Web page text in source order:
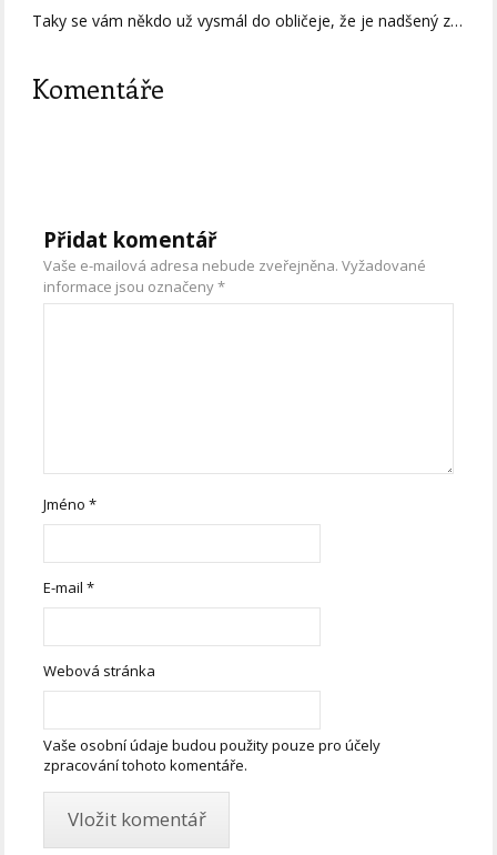
Taky se vám někdo už vysmál do obličeje, že je nadšený z…
Komentáře
Přidat komentář
Vaše e-mailová adresa nebude zveřejněna. Vyžadované
informace jsou označeny*
Jméno*
E-mail*
Webová stránka
Vaše osobní údaje budou použity pouze pro účely
zpracování tohoto komentáře.